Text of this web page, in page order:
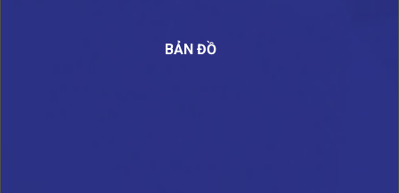
BẢN ĐỒ